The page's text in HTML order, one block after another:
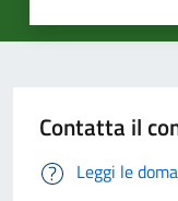
Contatta il
Leggi le